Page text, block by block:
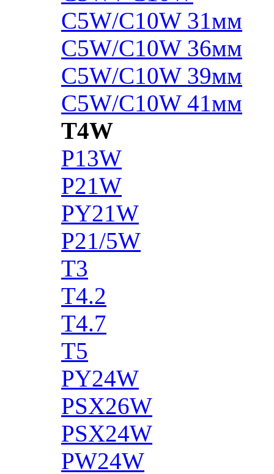
C5W/C10W 31мм
C5W/C10W 36мм
C5W/C10W 39мм
C5W/C10W 41мм
T4W
P13W
P21W
PY21W
P21/5W
T3
T4.2
T4.7
T5
PY24W
PSX26W
PSX24W
PW24W